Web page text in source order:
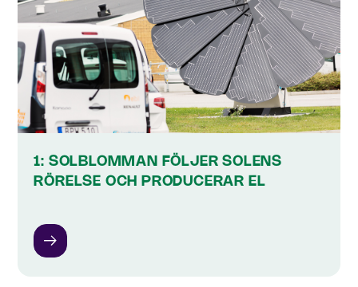
1: SOLBLOMMAN FÖLJER SOLENS
RÖRELSE OCH PRODUCERAR EL